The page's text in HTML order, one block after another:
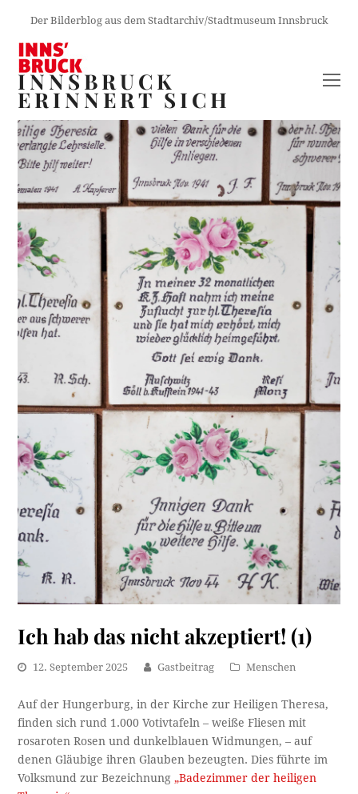
Der Bilderblog aus dem Stadtarchiv/Stadtmuseum Innsbruck
INNSBRUCK
ERINNERT SICH
Ich hab das nicht akzeptiert! (1)
12. September 2025 Gastbeitrag Menschen
Auf der Hungerburg, in der Kirche zur Heiligen Theresa,
finden sich rund 1.000 Votivtafeln – weiße Fliesen mit
rosaroten Rosen und dunkelblauen Widmungen, – auf
denen Gläubige ihren Glauben bezeugten. Dies führte im
Volksmund zur Bezeichnung„Badezimmer der heiligen